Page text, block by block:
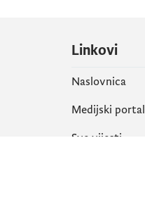
Linkovi
Naslovnica
Medijski portal
Sve vijesti